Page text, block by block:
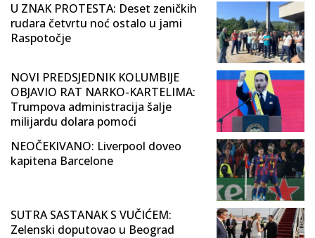
U ZNAK PROTESTA: Deset zeničkih
rudara četvrtu noć ostalo u jami
Raspotočje
NOVI PREDSJEDNIK KOLUMBIJE
OBJAVIO RAT NARKO-KARTELIMA:
Trumpova administracija šalje
milijardu dolara pomoći
NEOČEKIVANO: Liverpool doveo
kapitena Barcelone
SUTRA SASTANAK S VUČIĆEM:
Zelenski doputovao u Beograd